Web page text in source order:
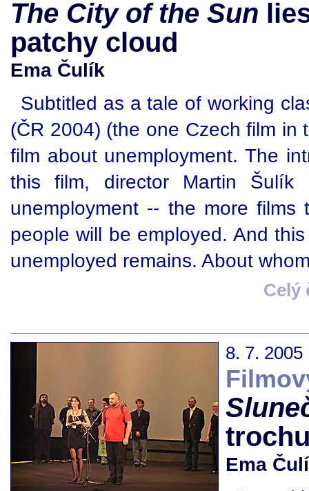
The City of the Sun
patchy cloud
Ema Čulík
Subtitled as a tale of working
(ČR 2004) (the one Czech film in
film about unemployment. The
this film, director Martin Šulík
unemployment -- the more
people will be employed. And
unemployed remains. About
Celý
8. 7. 2005
Ema